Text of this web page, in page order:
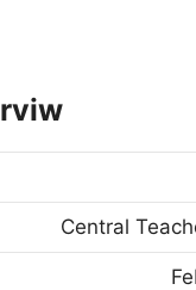
Central